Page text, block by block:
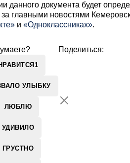
данного документа будет
главными новостями
и «Одноклассниках».
1
УЛЫБКУ
ЛЮБЛЮ
УДИВИЛО
ГРУСТНО
Поделиться: